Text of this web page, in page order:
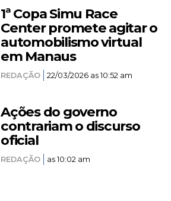
1ª Copa Simu Race
Center promete agitar o
automobilismo virtual
em Manaus
REDAÇÃO 22/03/2026 as 10:52 am
Ações do governo
contrariam o discurso
oficial
REDAÇÃO as 10:02 am